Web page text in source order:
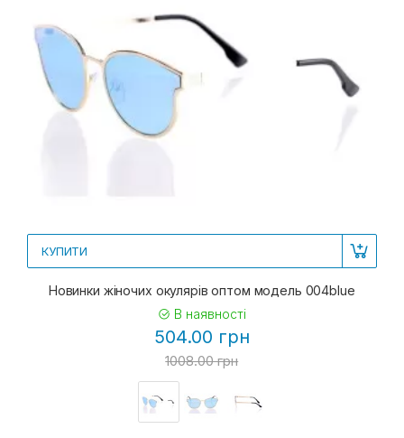
КУПИТИ
Новинки жіночих окулярів оптом модель 004blue
В наявності
504.00 грн
1008.00 грн